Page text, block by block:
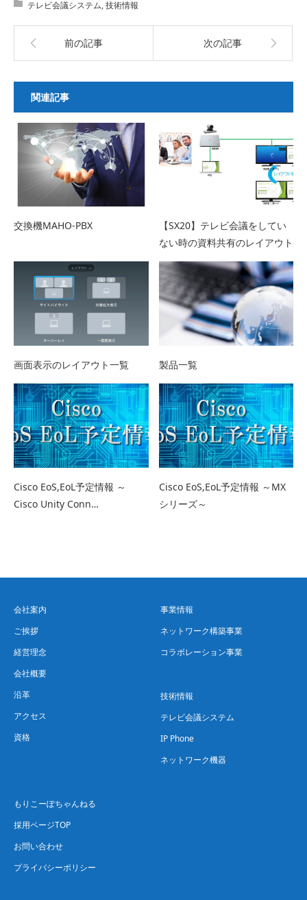
テレビ会議システム,技術情報
前の記事 次の記事
関連記事
交換機MAHO-PBX
【SX20】テレビ会議をしてい
ない時の資料共有のレイアウト
画面表示のレイアウト一覧 製品一覧
Cisco EoS,EoL予定情報 ～
Cisco Unity Conn…
Cisco EoS,EoL予定情報 ～MX
シリーズ～
会社案内
ご挨拶
経営理念
会社概要
沿革
アクセス
資格
事業情報
ネットワーク構築事業
コラボレーション事業
技術情報
テレビ会議システム
IP Phone
ネットワーク機器
もりこーぽちゃんねる
採用ページTOP
お問い合わせ
プライバシーポリシー